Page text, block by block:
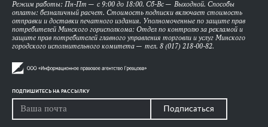
Режим работы: Пн-Пт — с 9:00 до 18:00. Сб-Вс — Выходной. Способы
оплаты: безналичный расчет. Стоимость подписки включает стоимость
отправки и доставки печатного издания. Уполномоченные по защите прав
потребителей Минского горисполкома: Отдел по контролю за рекламой и
защите прав потребителей главного управления торговли и услуг Минского
городского исполнительного комитета — тел. 8 (017) 218-00-82.
ПОДПИШИТЕСЬ НА РАССЫЛКУ
Подписаться